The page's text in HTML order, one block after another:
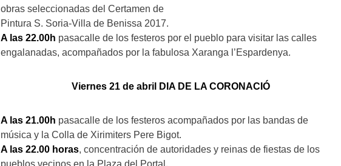
obras seleccionadas del Certamen de
Pintura S. Soria-Villa de Benissa 2017.
A las 22.00h pasacalle de los festeros por el pueblo para visitar las calles
engalanadas, acompañados por la fabulosa Xaranga l’Espardenya.
Viernes 21 de abril DIA DE LA CORONACIÓ
A las 21.00h pasacalle de los festeros acompañados por las bandas de
música y la Colla de Xirimiters Pere Bigot.
A las 22.00 horas, concentración de autoridades y reinas de fiestas de los
pueblos vecinos en la Plaza del Portal.